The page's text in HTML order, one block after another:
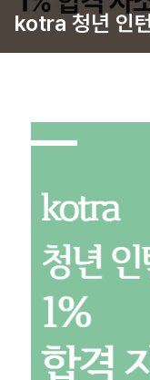
kotra 청년 인